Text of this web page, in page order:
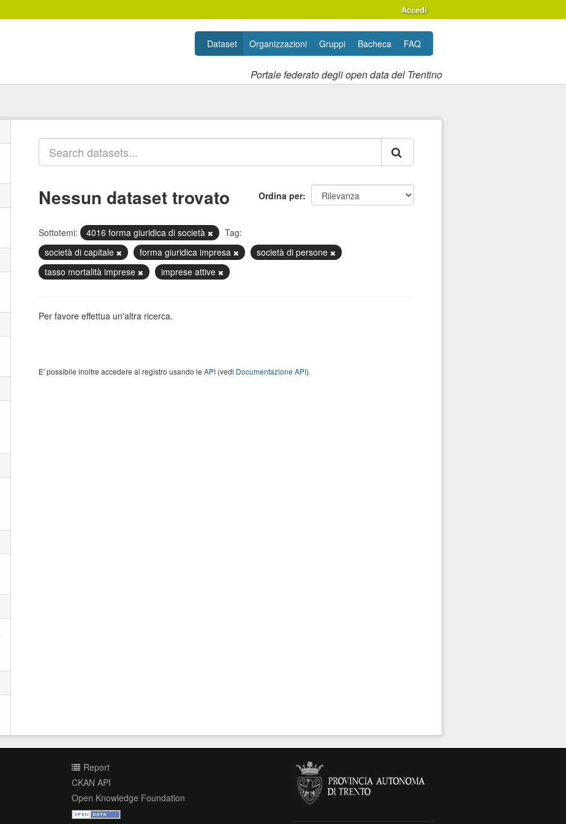
Accedi
Portale federato degli open data del Trentino
Dataset Organizzazioni Gruppi Bacheca FAQ
Ordina per
Nessun dataset trovato
Sottotemi: 4016 forma giuridica di società
Tag:
società di capitale
forma giuridica impresa
società di persone
tasso mortalità imprese
imprese attive
Per favore effettua un'altra ricerca.
E' possibile inoltre accedere al registro usando le API(vedi Documentazione API).
Report
CKAN API
Open Knowledge Foundation